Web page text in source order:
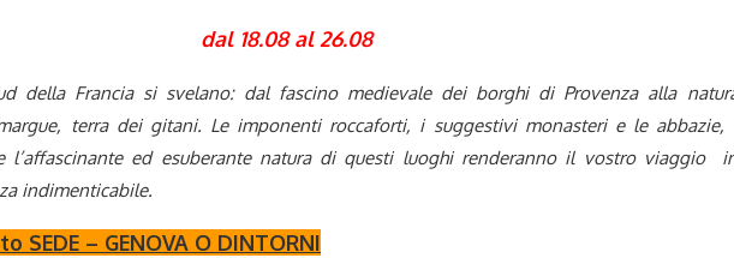
dal 18.08 al 26.08
della Francia si svelano: dal fascino medievale dei borghi di Provenza alla
terra dei gitani. Le imponenti roccaforti, i suggestivi monasteri e le abbazie,
l’affascinante ed esuberante natura di questi luoghi renderanno il vostro viaggio
indimenticabile.
SEDE – GENOVA O DINTORNI